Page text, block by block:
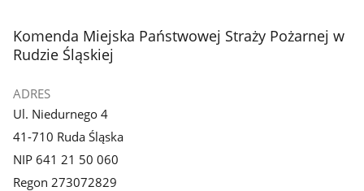
galerii.
galerii.
stopka
Komenda Miejska Państwowej Straży Pożarnej w
Rudzie Śląskiej
ADRES
Ul. Niedurnego 4
41-710 Ruda Śląska
NIP 641 21 50 060
Regon 273072829